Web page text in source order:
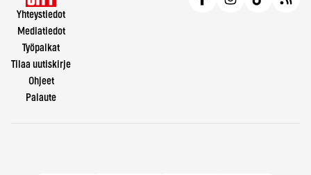
Yhteystiedot
Mediatiedot
Työpaikat
Tilaa uutiskirje
Ohjeet
Palaute